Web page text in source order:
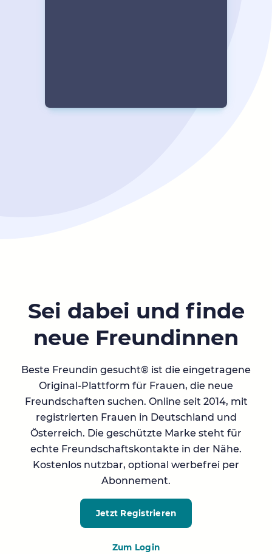
Sei dabei und finde
neue Freundinnen
Beste Freundin gesucht® ist die eingetragene
Original-Plattform für Frauen, die neue
Freundschaften suchen. Online seit 2014, mit
registrierten Frauen in Deutschland und
Österreich. Die geschützte Marke steht für
echte Freundschaftskontakte in der Nähe.
Kostenlos nutzbar, optional werbefrei per
Abonnement.
Jetzt Registrieren
Zum Login